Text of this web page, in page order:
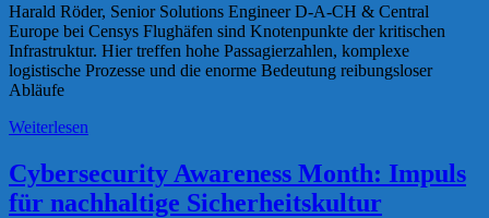
Harald Röder, Senior Solutions Engineer D-A-CH & Central
Europe bei Censys Flughäfen sind Knotenpunkte der kritischen
Infrastruktur. Hier treffen hohe Passagierzahlen, komplexe
logistische Prozesse und die enorme Bedeutung reibungsloser
Abläufe
Weiterlesen
Cybersecurity Awareness Month: Impuls
für nachhaltige Sicherheitskultur